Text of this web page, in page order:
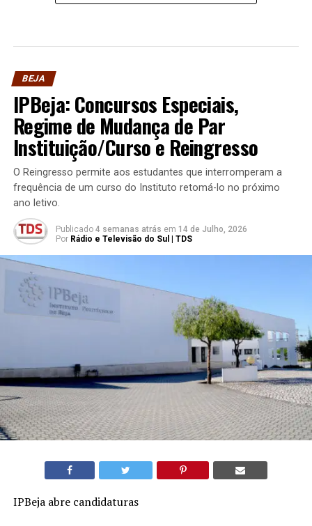
BEJA
IPBeja: Concursos Especiais,
Regime de Mudança de Par
Instituição/Curso e Reingresso
O Reingresso permite aos estudantes que interromperam a
frequência de um curso do Instituto retomá-lo no próximo
ano letivo.
Publicado 4 semanas atrás em 14 de Julho, 2026
Por Rádio e Televisão do Sul | TDS
IPBeja abre candidaturas